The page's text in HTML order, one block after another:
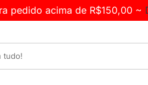
pedido acima de R$150,00 ~